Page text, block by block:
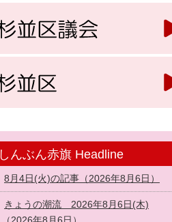
しんぶん赤旗 Headline
8月4日(火)の記事（2026年8月6日）
きょうの潮流 2026年8月6日(木)